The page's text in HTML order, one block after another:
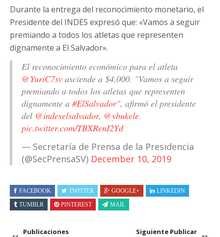
Durante la entrega del reconocimiento monetario, el
Presidente del INDES expresó que: «Vamos a seguir
premiando a todos los atletas que representen
dignamente a El Salvador».
El reconocimiento económico para el atleta
@YuriC7sv asciende a $4,000. "Vamos a seguir
premiando a todos los atletas que representen
dignamente a #ElSalvador", afirmó el presidente
del @indeselsalvador, @ybukele.
pic.twitter.com/TBXRenI2Yd
— Secretaría de Prensa de la Presidencia
(@SecPrensaSV) December 10, 2019
FACEBOOK TWITTER GOOGLE+
LINKEDIN
TUMBLR
PINTEREST MAIL
Publicaciones
Siguiente Publicar